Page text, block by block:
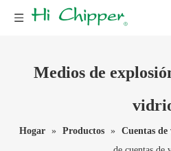
Medios de
Hogar » Productos » Cuentas